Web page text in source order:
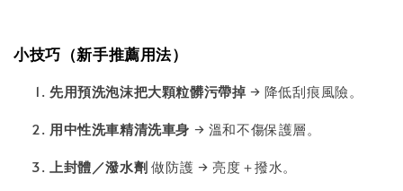
小技巧（新手推薦用法）
先用預洗泡沫把大顆粒髒污帶掉 → 降低刮痕風險。
用中性洗車精清洗車身 → 溫和不傷保護層。
上封體／潑水劑做防護 → 亮度＋撥水。